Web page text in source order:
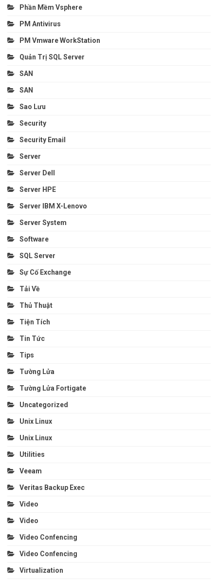
Phần Mềm Vsphere
PM Antivirus
PM Vmware WorkStation
Quản Trị SQL Server
SAN
SAN
Sao Lưu
Security
Security Email
Server
Server Dell
Server HPE
Server IBM X-Lenovo
Server System
Software
SQL Server
Sự Cố Exchange
Tải Về
Thủ Thuật
Tiện Tích
Tin Tức
Tips
Tường Lửa
Tường Lửa Fortigate
Uncategorized
Unix Linux
Unix Linux
Utilities
Veeam
Veritas Backup Exec
Video
Video
Video Confencing
Video Confencing
Virtualization